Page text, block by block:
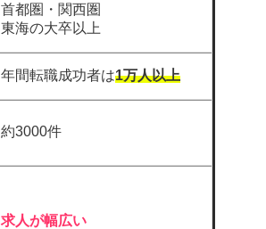
首都圏・関西圏
東海の大卒以上
年間転職成功者は1万人以上
約3000件
求人が幅広い